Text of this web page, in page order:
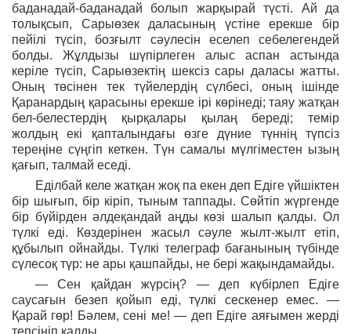
баданадай-баданадай болып жарқырай түсті. Ай да
толықсып, Сарыөзек даласының үстіне ерекше бір
пейілі түсіп, бозғылт сәулесін еселеп себелегендей
болды. Жұлдызы шүпірлеген алыс аспан астында
керіле түсіп, Сарыөзектің шексіз сары даласы жатты.
Оның төсінен тек түйелердің сүлбесі, оның ішінде
Қаранардың қарасыны ерекше ірі көрінеді; таяу жатқан
бел-белестердің қырқалары қылаң береді; темір
жолдың екі қапталындағы өзге дүние түннің түпсіз
тереңіне сүңгіп кеткен. Түн самалы мүлгіместен ызың
қағып, талмай еседі.
Еділбай келе жатқан жоқ па екен деп Едіге үйшіктен
бір шығып, бір кіріп, тыным таппады. Сөйтіп жүргенде
бір бүйірден әлдеқандай аңды көзі шалып қалды. Ол
түлкі еді. Көздерінен жасыл сәуле жылт-жылт етіп,
құбылып ойнайды. Түлкі телеграф бағанының түбінде
сүлесоқ түр: не ары қашпайды, не бері жақындамайды.
— Сен қайдан жүрсің? — деп күбірлеп Едіге
саусағын безеп қойып еді, түлкі сескенер емес. —
Қарай гөр! Бәлем, сені ме! — деп Едіге аяғымен жерді
тепсініп қалды.